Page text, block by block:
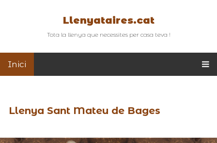
Llenyataires.cat
Tota la llenya que necessites per casa teva !
Inici
Llenya Sant Mateu de Bages